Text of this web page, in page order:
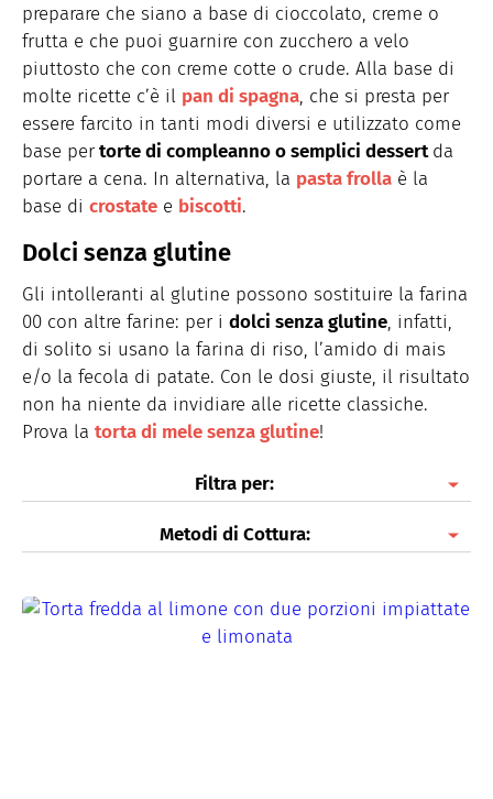
preparare che siano a base di cioccolato, creme o
frutta e che puoi guarnire con zucchero a velo
piuttosto che con creme cotte o crude. Alla base di
molte ricette c’è il pan di spagna, che si presta per
essere farcito in tanti modi diversi e utilizzato come
base pertorte di compleanno o semplici dessertda
portare a cena. In alternativa, la pasta frolla è la
base di crostate e biscotti.
Dolci senza glutine
Gli intolleranti al glutine possono sostituire la farina
00 con altre farine: per i dolci senza glutine, infatti,
di solito si usano la farina di riso, l’amido di mais
e/o la fecola di patate. Con le dosi giuste, il risultato
non ha niente da invidiare alle ricette classiche.
Prova la torta di mele senza glutine!
Filtra per:
Torte
Biscotti
Gelati
Metodi di Cottura:
Piatti freddi